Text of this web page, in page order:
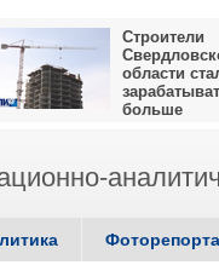
Строители
области
больше